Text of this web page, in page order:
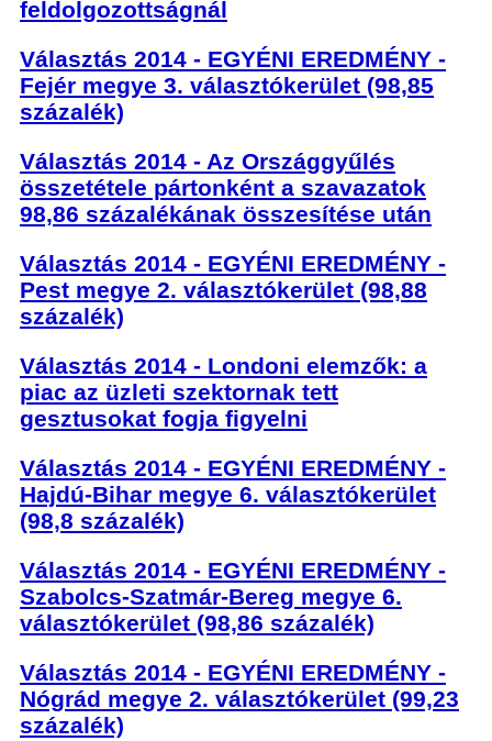
feldolgozottságnál
Választás 2014 - EGYÉNI EREDMÉNY -
Fejér megye 3. választókerület (98,85
százalék)
Választás 2014 - Az Országgyűlés
összetétele pártonként a szavazatok
98,86 százalékának összesítése után
Választás 2014 - EGYÉNI EREDMÉNY -
Pest megye 2. választókerület (98,88
százalék)
Választás 2014 - Londoni elemzők: a
piac az üzleti szektornak tett
gesztusokat fogja figyelni
Választás 2014 - EGYÉNI EREDMÉNY -
Hajdú-Bihar megye 6. választókerület
(98,8 százalék)
Választás 2014 - EGYÉNI EREDMÉNY -
Szabolcs-Szatmár-Bereg megye 6.
választókerület (98,86 százalék)
Választás 2014 - EGYÉNI EREDMÉNY -
Nógrád megye 2. választókerület (99,23
százalék)